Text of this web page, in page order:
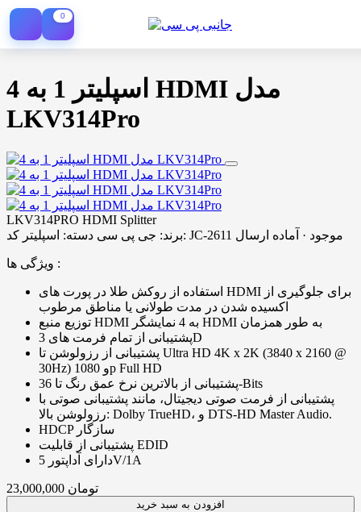
0
اسپلیتر 1 به 4 HDMI مدل
LKV314Pro
LKV314PRO HDMI Splitter
برند: جی پی سی دسته: اسپلیتر کد: JC-2611 موجود · آماده ارسال
ویژگی ها :
استفاده از روکش طلا در پورت های HDMI برای جلوگیری از
اکسیده شدن در مدت طولانی یا مناطق مرطوب
توزیع منبع HDMI به 4 نمایشگر HDMI به طور همزمان
پشتیبانی از تمام فرمت های 3D
پشتیبانی از رزولوشن تا Ultra HD 4K x 2K (3840 x 2160 @
30Hz) و 1080p Full HD
پشتیبانی از بالاترین نرخ عمق رنگ تا 36-Bits
پشتیبانی از فرمت صوتی دیجیتال، مانند پشتیبانی صوتی با
رزولوشن بالا: Dolby TrueHD، و DTS-HD Master Audio.
HDCP سازگار
پشتیبانی از قابلیت EDID
دارای آداپتور 5V/1A
23,000,000 تومان
افزودن به سبد خرید